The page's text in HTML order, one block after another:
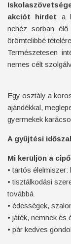
akciót hirdet a
nehéz sorban élő
örömtelibbé
Természetesen
nemes célt
Egy osztály a
ajándékkal,
gyermekek
A gyűjtési
Mi kerüljön a
• tartós
• tisztálkodási
továbbá
• édességek,
• játék, nemnek és
• pár kedves